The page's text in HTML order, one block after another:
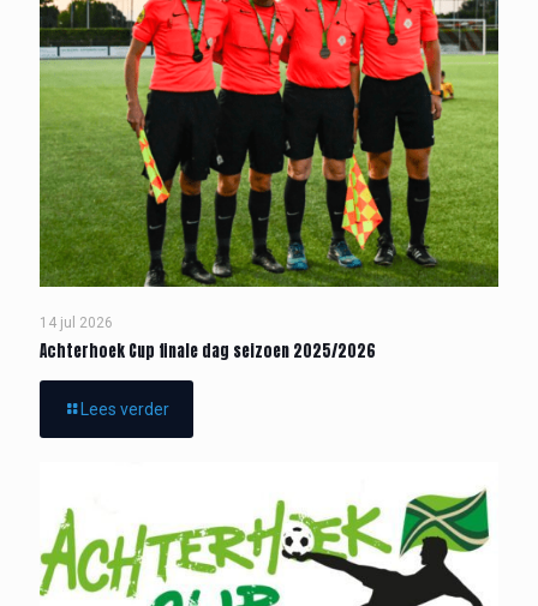
14 jul 2026
Achterhoek Cup finale dag seizoen 2025/2026
Lees verder